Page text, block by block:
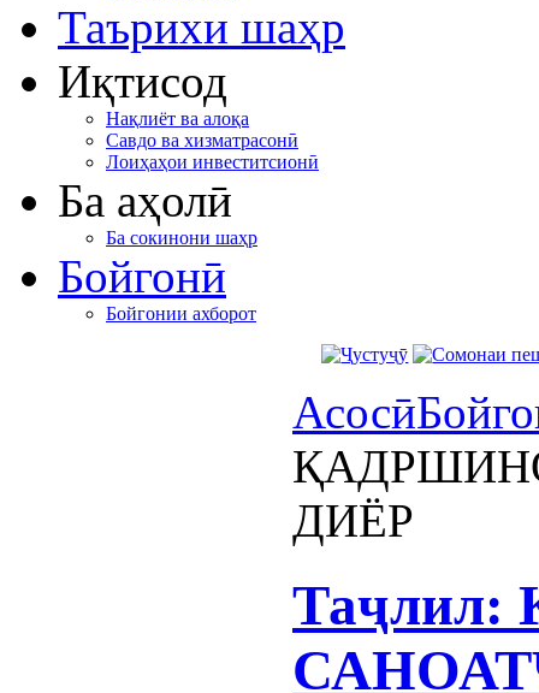
Таърихи шаҳр
Иқтисод
Нақлиёт ва алоқа
Савдо ва хизматрасонӣ
Лоиҳаҳои инвеститсионӣ
Ба аҳолӣ
Ба сокинони шаҳр
Бойгонӣ
Бойгонии ахборот
Асосӣ
ДИЁР